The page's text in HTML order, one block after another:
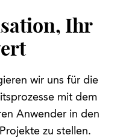
Ihr
wir uns für die
mit dem
Anwender in den
zu stellen.